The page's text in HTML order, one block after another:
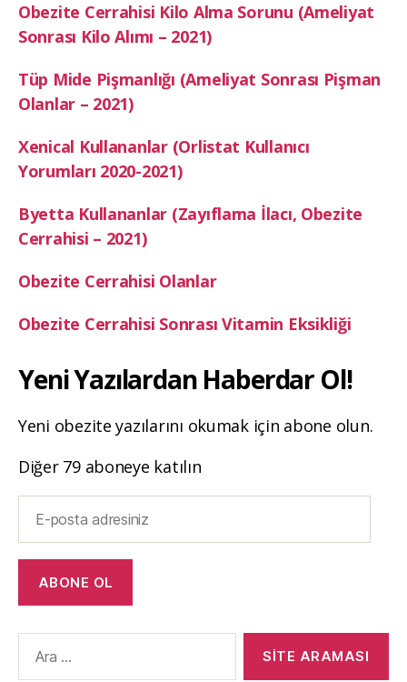
Obezite Cerrahisi Kilo Alma Sorunu (Ameliyat
Sonrası Kilo Alımı – 2021)
Tüp Mide Pişmanlığı (Ameliyat Sonrası Pişman
Olanlar – 2021)
Xenical Kullananlar (Orlistat Kullanıcı
Yorumları 2020-2021)
Byetta Kullananlar (Zayıflama İlacı, Obezite
Cerrahisi – 2021)
Obezite Cerrahisi Olanlar
Obezite Cerrahisi Sonrası Vitamin Eksikliği
Yeni Yazılardan Haberdar Ol!
Yeni obezite yazılarını okumak için abone olun.
Diğer 79 aboneye katılın
posta
adresiniz
ABONE OL
yap: